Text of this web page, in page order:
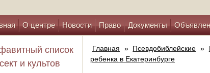
О центре Новости Право Документы
центрусписок
сект и культов
Главная » Псевдобиблейские »
ребенка в Екатеринбурге